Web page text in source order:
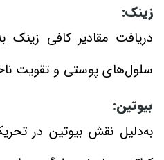
زینک:
دریافت مقادیر کافی
سلول‌های پوستی و تقویت
بیوتین:
به‌دلیل نقش بیوتین در